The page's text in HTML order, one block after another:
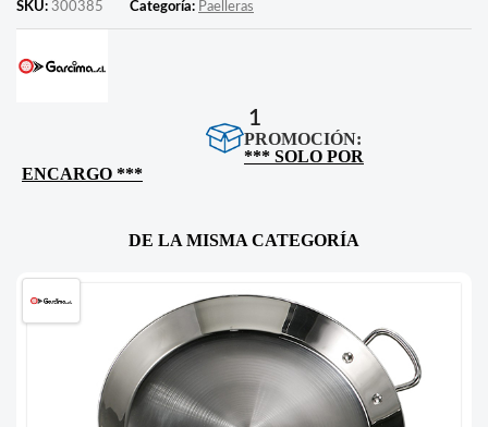
SKU: 300385 Categoría: Paelleras
1
PROMOCIÓN:
*** SOLO POR
ENCARGO ***
DE LA MISMA CATEGORÍA